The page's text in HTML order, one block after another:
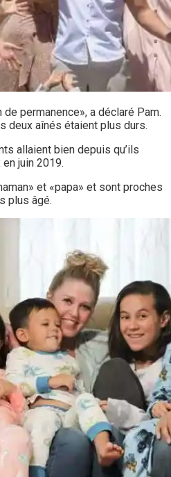
permanence», a déclaré Pam.
deux aînés étaient plus durs.
allaient bien depuis qu’ils
juin 2019.
et «papa» et sont proches
plus âgé.